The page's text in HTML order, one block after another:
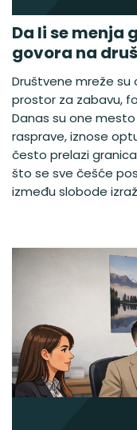
Da li se menja
govora na
Društvene mreže
prostor za zabavu,
Danas su one
rasprave, iznose
često prelazi
što se sve češće
između slobode